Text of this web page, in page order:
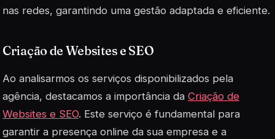
nas redes, garantindo uma gestão adaptada e eficiente.
Criação de Websites e SEO
Ao analisarmos os serviços disponibilizados pela
agência, destacamos a importância da Criação de
Websites e SEO. Este serviço é fundamental para
garantir a presença online da sua empresa e a